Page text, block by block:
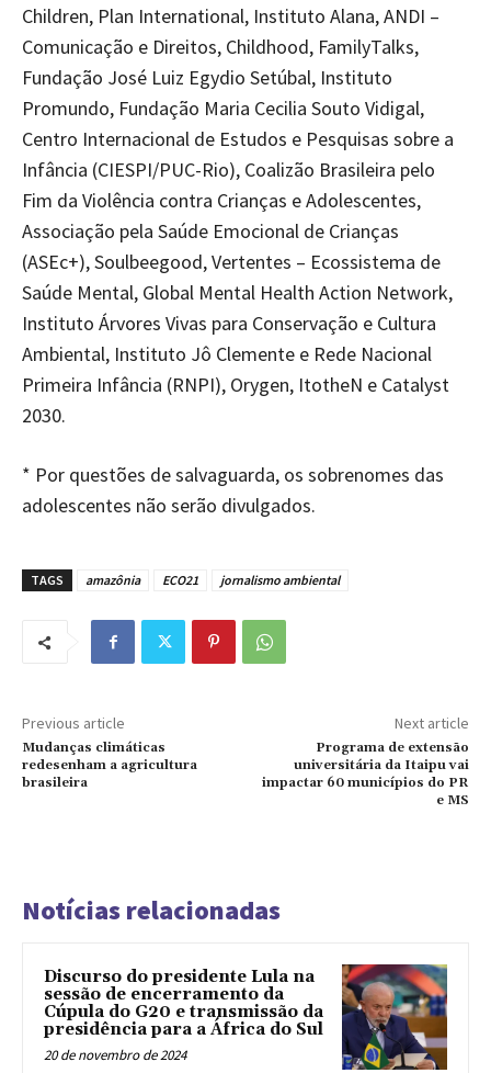
Children, Plan International, Instituto Alana, ANDI –
Comunicação e Direitos, Childhood, FamilyTalks,
Fundação José Luiz Egydio Setúbal, Instituto
Promundo, Fundação Maria Cecilia Souto Vidigal,
Centro Internacional de Estudos e Pesquisas sobre a
Infância (CIESPI/PUC-Rio), Coalizão Brasileira pelo
Fim da Violência contra Crianças e Adolescentes,
Associação pela Saúde Emocional de Crianças
(ASEc+), Soulbeegood, Vertentes – Ecossistema de
Saúde Mental, Global Mental Health Action Network,
Instituto Árvores Vivas para Conservação e Cultura
Ambiental, Instituto Jô Clemente e Rede Nacional
Primeira Infância (RNPI), Orygen, ItotheN e Catalyst
2030.
* Por questões de salvaguarda, os sobrenomes das
adolescentes não serão divulgados.
TAGS amazônia ECO21 jornalismo ambiental
Previous article
Mudanças climáticas
redesenham a agricultura
brasileira
Next article
Programa de extensão
universitária da Itaipu vai
impactar 60 municípios do PR
e MS
Notícias relacionadas
Discurso do presidente Lula na
sessão de encerramento da
Cúpula do G20 e transmissão da
presidência para a África do Sul
20 de novembro de 2024